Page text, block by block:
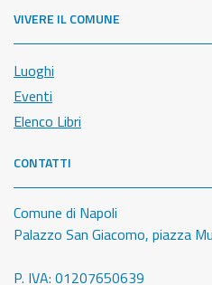
VIVERE IL COMUNE
Luoghi
Eventi
Elenco Libri
CONTATTI
Comune di Napoli
Palazzo San Giacomo, piazza
P. IVA: 01207650639